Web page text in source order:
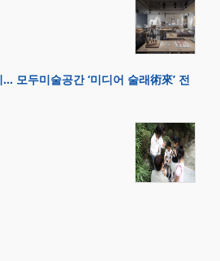
모두미술공간 ‘미디어 술래術來’ 전